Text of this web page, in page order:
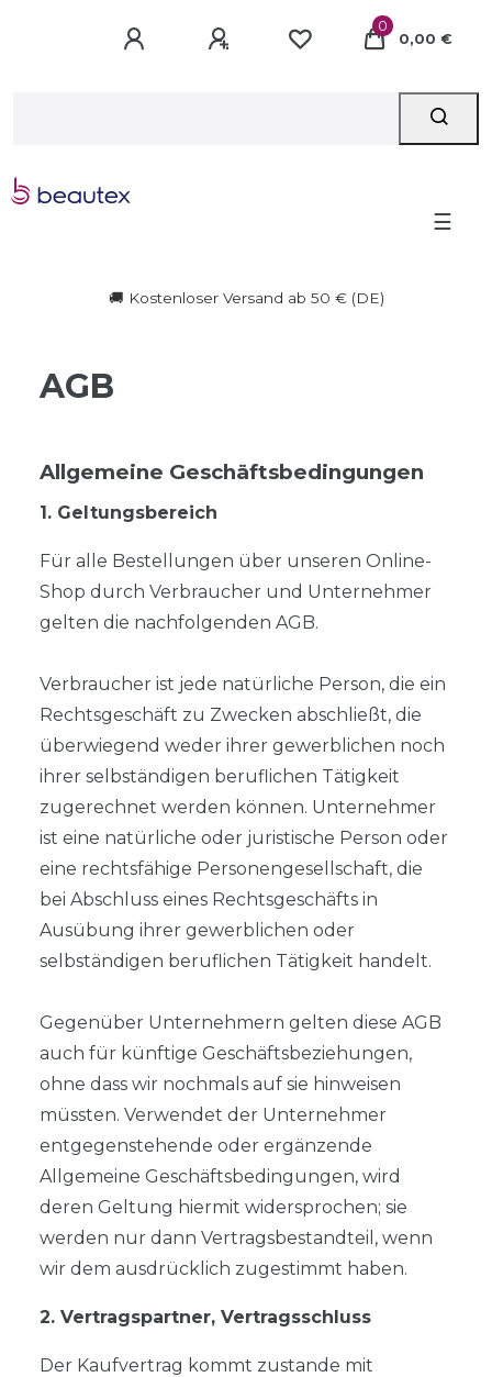
0
0,00 €
☰
🚚 Kostenloser Versand ab 50 € (DE)
AGB
Allgemeine Geschäftsbedingungen
1. Geltungsbereich
Für alle Bestellungen über unseren Online-
Shop durch Verbraucher und Unternehmer
gelten die nachfolgenden AGB.
Verbraucher ist jede natürliche Person, die ein
Rechtsgeschäft zu Zwecken abschließt, die
überwiegend weder ihrer gewerblichen noch
ihrer selbständigen beruflichen Tätigkeit
zugerechnet werden können. Unternehmer
ist eine natürliche oder juristische Person oder
eine rechtsfähige Personengesellschaft, die
bei Abschluss eines Rechtsgeschäfts in
Ausübung ihrer gewerblichen oder
selbständigen beruflichen Tätigkeit handelt.
Gegenüber Unternehmern gelten diese AGB
auch für künftige Geschäftsbeziehungen,
ohne dass wir nochmals auf sie hinweisen
müssten. Verwendet der Unternehmer
entgegenstehende oder ergänzende
Allgemeine Geschäftsbedingungen, wird
deren Geltung hiermit widersprochen; sie
werden nur dann Vertragsbestandteil, wenn
wir dem ausdrücklich zugestimmt haben.
2. Vertragspartner, Vertragsschluss
Der Kaufvertrag kommt zustande mit